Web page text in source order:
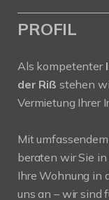
PROFIL
Als kompetenter
der Riß stehen
Vermietung Ihrer
Mit
beraten wir Sie in
Ihre Wohnung in
uns an – wir sind